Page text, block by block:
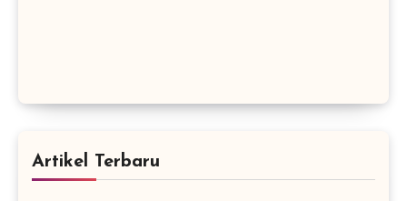
Artikel Terbaru